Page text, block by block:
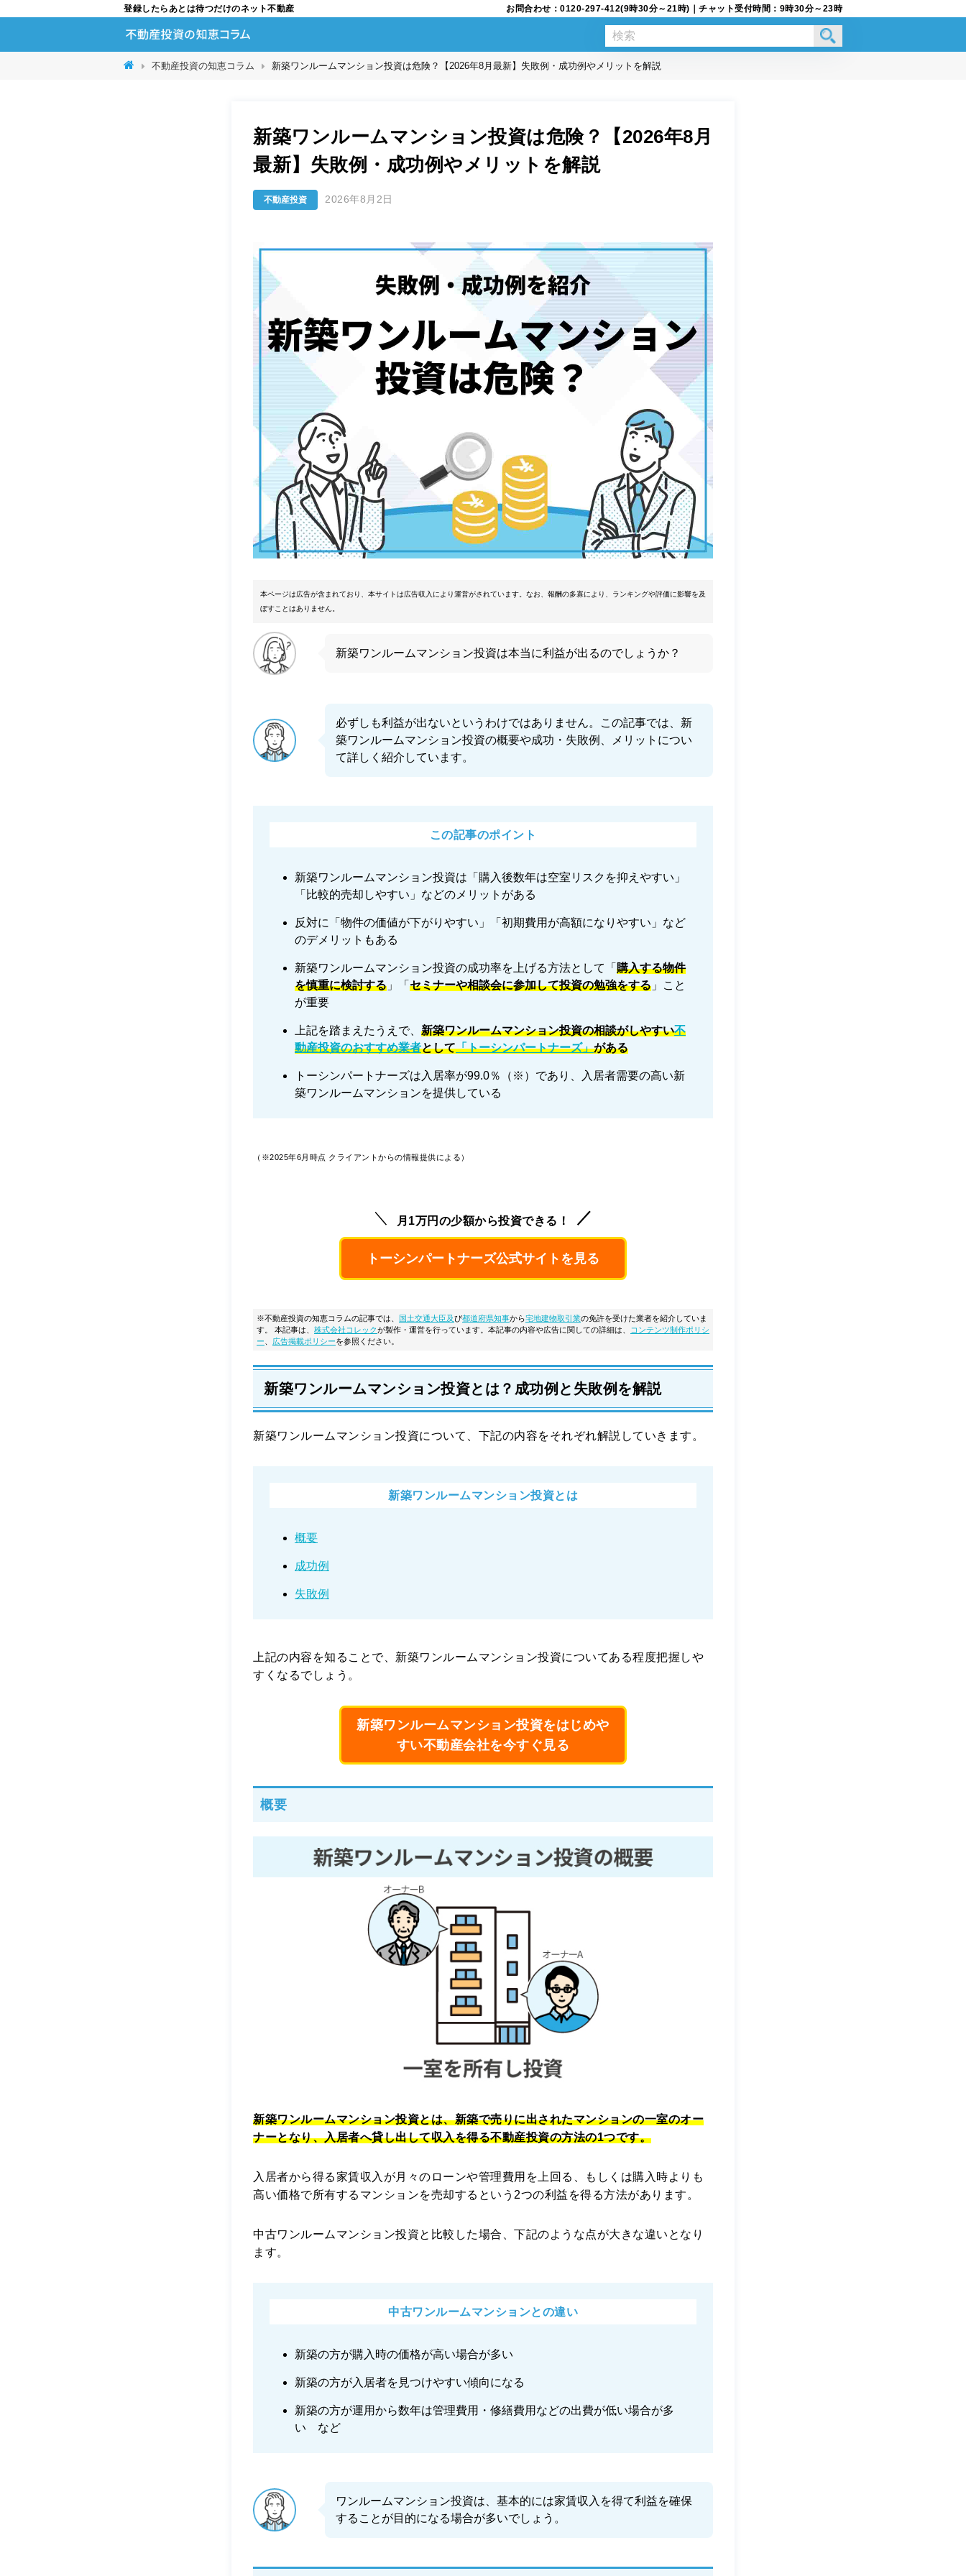
登録したらあとは待つだけのネット不動産 お問合わせ：0120-297-412(9時30分～21時)｜チャット受付時間：9時30分～23時
不動産投資の知恵コラム 新築ワンルームマンション投資は危険？【2026年8月最新】失敗例・成功例やメリットを解説
新築ワンルームマンション投資は危険？【2026年8月
最新】失敗例・成功例やメリットを解説
不動産投資 2026年8月2日
本ページは広告が含まれており、本サイトは広告収入により運営がされています。なお、報酬の多寡により、ランキングや評価に影響を及
ぼすことはありません。
新築ワンルームマンション投資は本当に利益が出るのでしょうか？
必ずしも利益が出ないというわけではありません。この記事では、新
築ワンルームマンション投資の概要や成功・失敗例、メリットについ
て詳しく紹介しています。
この記事のポイント
新築ワンルームマンション投資は「購入後数年は空室リスクを抑えやすい」
「比較的売却しやすい」などのメリットがある
反対に「物件の価値が下がりやすい」「初期費用が高額になりやすい」など
のデメリットもある
新築ワンルームマンション投資の成功率を上げる方法として「 購入する物件
を慎重に検討する 」「 セミナーや相談会に参加して投資の勉強をする 」こと
が重要
上記を踏まえたうえで、 新築ワンルームマンション投資の相談がしやすい不
動産投資のおすすめ業者として「トーシンパートナーズ」がある
トーシンパートナーズは入居率が99.0％（※）であり、入居者需要の高い新
築ワンルームマンションを提供している
（※2025年6月時点 クライアントからの情報提供による）
月1万円の少額から投資できる！
トーシンパートナーズ公式サイトを見る
※不動産投資の知恵コラムの記事では、 国土交通大臣及び都道府県知事から宅地建物取引業の免許を受けた業者を紹介していま
す。 本記事は、 株式会社コレックが製作・運営を行っています。本記事の内容や広告に関しての詳細は、
コンテンツ制作ポリシ
ー
広告掲載ポリシーを参照ください。
新築ワンルームマンション投資とは？成功例と失敗例を解説
新築ワンルームマンション投資について、下記の内容をそれぞれ解説していきます。
新築ワンルームマンション投資とは
概要
成功例
失敗例
上記の内容を知ることで、新築ワンルームマンション投資についてある程度把握しや
すくなるでしょう。
新築ワンルームマンション投資をはじめや
すい不動産会社を今すぐ見る
概要
新築ワンルームマンション投資とは、新築で売りに出されたマンションの一室のオー
ナーとなり、入居者へ貸し出して収入を得る不動産投資の方法の1つです。
入居者から得る家賃収入が月々のローンや管理費用を上回る、もしくは購入時よりも
高い価格で所有するマンションを売却するという2つの利益を得る方法があります。
中古ワンルームマンション投資と比較した場合、下記のような点が大きな違いとなり
ます。
中古ワンルームマンションとの違い
新築の方が購入時の価格が高い場合が多い
新築の方が入居者を見つけやすい傾向になる
新築の方が運用から数年は管理費用・修繕費用などの出費が低い場合が多
い など
ワンルームマンション投資は、基本的には家賃収入を得て利益を確保
することが目的になる場合が多いでしょう。